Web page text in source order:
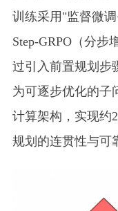
训练采用"监督微
Step-GRPO（分
过引入前置规划步
为可逐步优化的子
计算架构，实现约
规划的连贯性与可